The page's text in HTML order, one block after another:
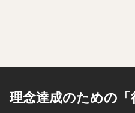
理念達成のための「